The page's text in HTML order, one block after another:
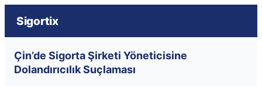
Sigortix
Çin’de Sigorta Şirketi Yöneticisine
Dolandırıcılık Suçlaması